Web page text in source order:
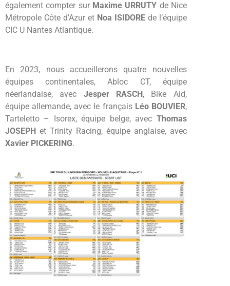
également compter sur Maxime URRUTY de Nice
Métropole Côte d’Azur et Noa ISIDOREde l’équipe
CIC U Nantes Atlantique.
En 2023, nous accueillerons quatre nouvelles
équipes continentales, Abloc CT, équipe
néerlandaise, avec Jesper RASCH, Bike Aid,
équipe allemande, avec le français Léo BOUVIER,
Tarteletto – Isorex, équipe belge, avec Thomas
JOSEPH et Trinity Racing, équipe anglaise, avec
Xavier PICKERING.